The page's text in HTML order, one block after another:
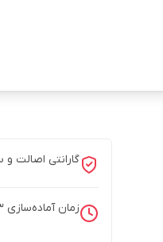
گارانتی اصالت و
زمان آماده‌سازی